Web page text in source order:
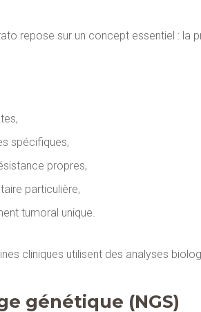
repose sur un concept essentiel : la
spécifiques,
propres,
particulière,
tumoral unique.
cliniques utilisent des analyses
génétique (NGS)